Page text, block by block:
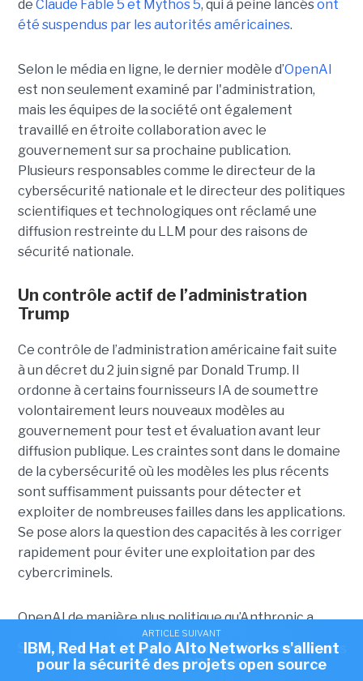
ARTICLE SUIVANT
Sous pression, OpenAI pourrait limiter l'accès
au futur GPT-5.6
de Claude Fable 5 et Mythos 5, qui à peine lancésont
été suspendus par les autorités américaines.
Selon le média en ligne, le dernier modèle d’OpenAI
est non seulement examiné par l'administration,
mais les équipes de la société ont également
travaillé en étroite collaboration avec le
gouvernement sur sa prochaine publication.
Plusieurs responsables comme le directeur de la
cybersécurité nationale et le directeur des politiques
scientifiques et technologiques ont réclamé une
diffusion restreinte du LLM pour des raisons de
sécurité nationale.
Un contrôle actif de l’administration
Trump
Ce contrôle de l’administration américaine fait suite
à un décret du 2 juin signé par Donald Trump. Il
ordonne à certains fournisseurs IA de soumettre
volontairement leurs nouveaux modèles au
gouvernement pour test et évaluation avant leur
diffusion publique. Les craintes sont dans le domaine
de la cybersécurité où les modèles les plus récents
sont suffisamment puissants pour détecter et
exploiter de nombreuses failles dans les applications.
Se pose alors la question des capacités à les corriger
rapidement pour éviter une exploitation par des
cybercriminels.
OpenAI de manière plus politique qu’Anthropic a
donc préféré jouer la prudence en acceptant de
retarder le lancement officiel de GPT-5.6, qui promet
ARTICLE SUIVANT
IBM, Red Hat et Palo Alto Networks s'allient
pour la sécurité des projets open source